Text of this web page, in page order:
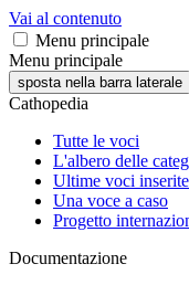
Vai al contenuto
Menu principale
Menu principale
sposta nella barra laterale
Cathopedia
Tutte le voci
L'albero delle
Ultime voci inserite
Una voce a caso
Progetto
Documentazione